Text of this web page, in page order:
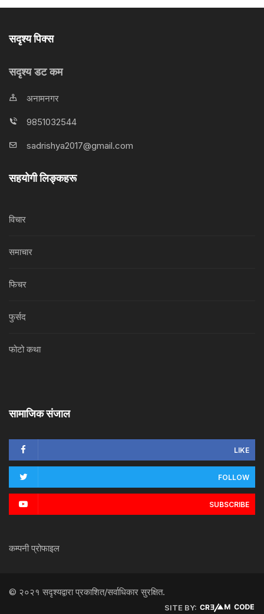
सदृश्य पिक्स
सदृश्य डट कम
अनामनगर
9851032544
sadrishya2017@gmail.com
सहयोगी लिङ्कहरू
विचार
समाचार
फिचर
फुर्सद
फोटो कथा
सामाजिक संजाल
LIKE
FOLLOW
SUBSCRIBE
कम्पनी प्रोफाइल
© २०२१ सदृश्यद्वारा प्रकाशित/सर्वाधिकार सुरक्षित.
SITE BY: